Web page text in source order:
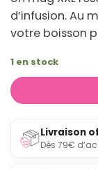
d’infusion. Au
votre boisson
1 en stock
Livraison
Dès 79€